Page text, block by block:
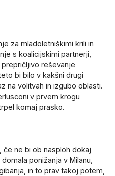
za mladoletniškimi krili in
s koalicijskimi partnerji,
reševanje
bi bilo v kakšni drugi
na volitvah in izgubo oblasti.
v prvem krogu
komaj prasko.
če ne bi ob nasploh dokaj
ponižanja v Milanu,
in to prav takoj potem,